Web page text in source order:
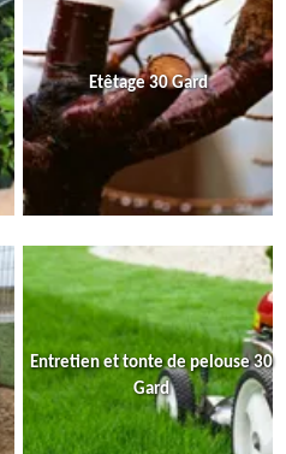
Etêtage 30 Gard
Entretien et tonte de pelouse 30
Gard